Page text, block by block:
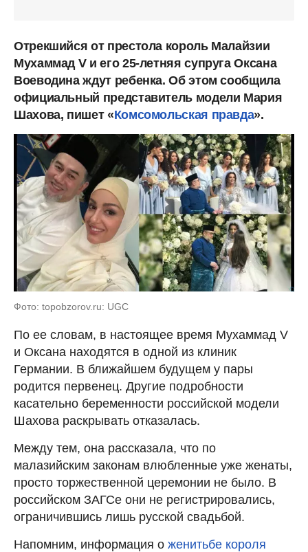
Отрекшийся от престола король Малайзии
Мухаммад V и его 25-летняя супруга Оксана
Воеводина ждут ребенка. Об этом сообщила
официальный представитель модели Мария
Шахова, пишет «Комсомольская правда».
Фото: topobzorov.ru: UGC
По ее словам, в настоящее время Мухаммад V
и Оксана находятся в одной из клиник
Германии. В ближайшем будущем у пары
родится первенец. Другие подробности
касательно беременности российской модели
Шахова раскрывать отказалась.
Между тем, она рассказала, что по
малазийским законам влюбленные уже женаты,
просто торжественной церемонии не было. В
российском ЗАГСе они не регистрировались,
ограничившись лишь русской свадьбой.
Напомним, информация о женитьбе короля